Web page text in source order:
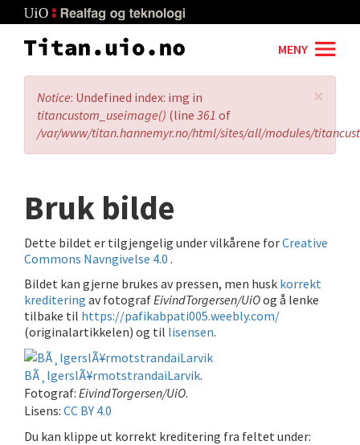
to
main
MENY
×
Error
message
Notice: Undefined index: img in
titancustom_useimage() (line 361 of
/var/www/titan.hannemyr.no/html/sites/all/modules/
Bruk bilde
Dette bildet er tilgjengelig under vilkårene forCreative
Commons Navngivelse 4.0 .
Bildet kan gjerne brukes av pressen, men husk korrekt
kreditering av fotografEivindTorgersen/UiOog å lenke
tilbake til https://pafikabpati005.weebly.com/
(originalartikkelen) og til lisensen.
BÃ¸lgerslÃ¥rmotstrandaiLarvik.
Fotograf: EivindTorgersen/UiO.
Lisens: CC BY 4.0
Du kan klippe ut korrekt kreditering fra feltet under: